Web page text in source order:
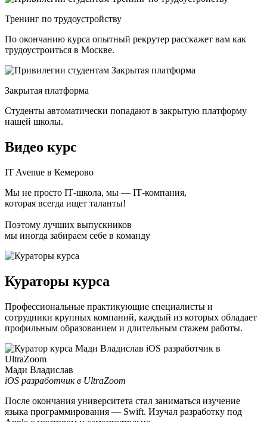
Тренинг по трудоустройству
По окончанию курса опытный рекрутер расскажет вам как
трудоустроиться в Москве.
Закрытая платформа
Студенты автоматически попадают в закрытую платформу
нашей школы.
Видео курс
IT Avenue в Кемерово
Мы не просто ІТ-школа, мы — ІТ-компания,
которая всегда ищет таланты!
Поэтому лучших выпускников
мы иногда забираем себе в команду
Кураторы курса
Профессиональные практикующие специалисты и
сотрудники крупных компаний, каждый из которых обладает
профильным образованием и длительным стажем работы.
Мади Владислав
iOS разработчик в UltraZoom
После окончания университета стал заниматься изучение
языка программирования — Swift. Изучал разработку под